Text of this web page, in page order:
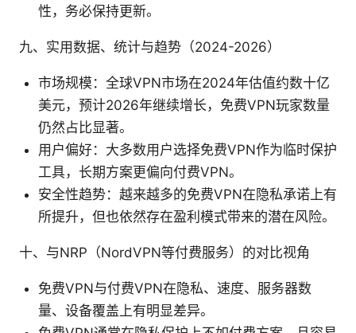
性，务必保持更新。
九、实用数据、统计与趋势（2024-2026）
市场规模：全球VPN市场在2024年估值约数十亿
美元，预计2026年继续增长，免费VPN玩家数量
仍然占比显著。
用户偏好：大多数用户选择免费VPN作为临时保护
工具，长期方案更偏向付费VPN。
安全性趋势：越来越多的免费VPN在隐私承诺上有
所提升，但也依然存在盈利模式带来的潜在风险。
十、与NRP（NordVPN等付费服务）的对比视角
免费VPN与付费VPN在隐私、速度、服务器数
量、设备覆盖上有明显差异。